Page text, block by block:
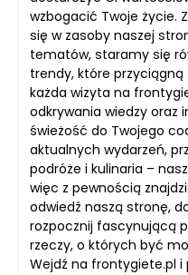
wzbogacić Twoje życie.
się w zasoby naszej
tematów, staramy się
trendy, które przyciągną
każda wizyta na
odkrywania wiedzy oraz
świeżość do Twojego
aktualnych wydarzeń,
podróże i kulinaria –
więc z pewnością
odwiedź naszą stronę,
rozpocznij fascynującą
rzeczy, o których być
Wejdź na frontygiete.pl i